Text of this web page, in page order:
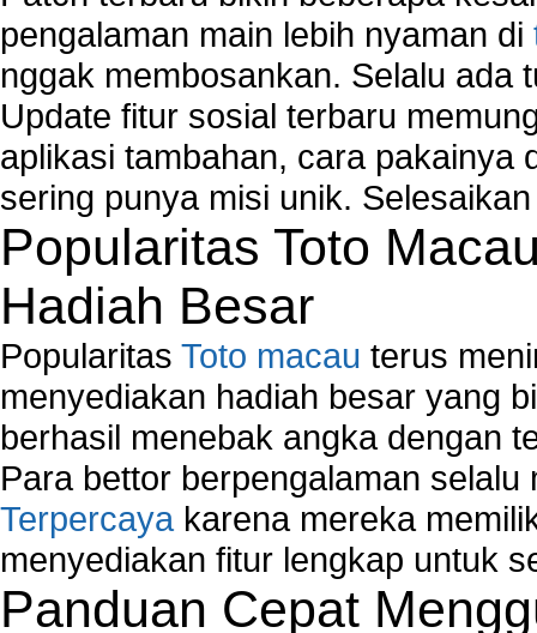
pengalaman main lebih nyaman di
nggak membosankan. Selalu ada
Update fitur sosial terbaru
aplikasi tambahan, cara pakainya
sering punya misi unik.
Popularitas Toto
Hadiah Besar
Popularitas Toto macau terus
menyediakan hadiah besar yang
berhasil menebak angka dengan
Para bettor berpengalaman
Terpercaya karena mereka
menyediakan fitur lengkap untuk
Panduan Cepat